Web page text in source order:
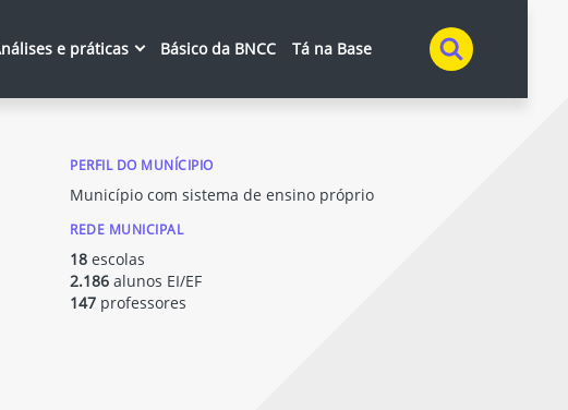
e práticas Básico da BNCC Tá na Base Buscar
PERFIL DO MUNÍCIPIO
Município com sistema de ensino próprio
REDE MUNICIPAL
18 escolas
2.186 alunos EI/EF
147 professores